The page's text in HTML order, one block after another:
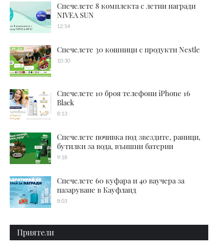
Спечелете 8 комплекта с летни награди
NIVEA SUN
12:54
Спечелете 30 кошници с продукти Nestle
10:30
Спечелете 10 броя телефони iPhone 16
Black
8:13
Спечелете почивка под звездите, раници,
бутилки за вода, външни батерии
9:18
Спечелете 60 куфара и 40 ваучера за
пазаруване в Кауфланд
8:03
Приятели